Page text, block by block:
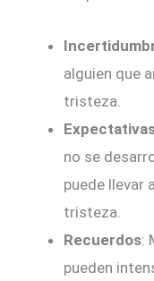
alguien que
tristeza.
no se
puede llevar
tristeza.
Recuerdos:
pueden